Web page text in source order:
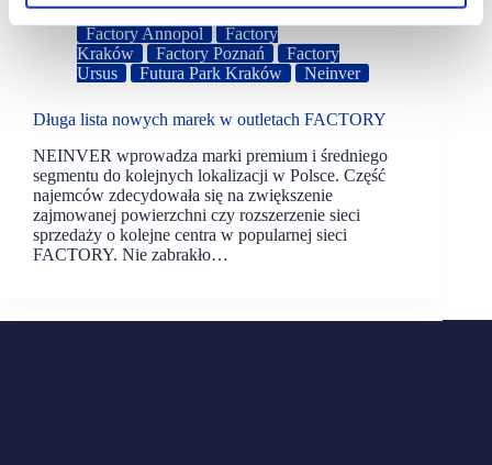
08/07/2021
Factory Annopol
Factory
Kraków
Factory Poznań
Factory
Ursus
Futura Park Kraków Neinver
Długa lista nowych marek w outletach FACTORY
NEINVER wprowadza marki premium i średniego
segmentu do kolejnych lokalizacji w Polsce. Część
najemców zdecydowała się na zwiększenie
zajmowanej powierzchni czy rozszerzenie sieci
sprzedaży o kolejne centra w popularnej sieci
FACTORY. Nie zabrakło…